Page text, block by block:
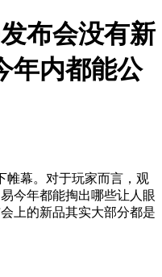
布会没有新
年内都能公
帷幕。对于玩家而言，观
今年都能掏出哪些让人眼
上的新品其实大部分都是